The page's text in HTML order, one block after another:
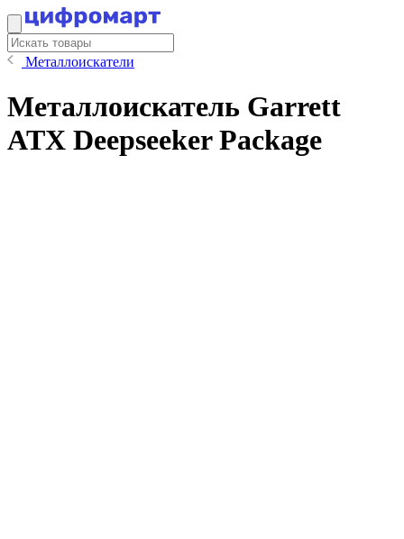
Металлоискатели
Металлоискатель Garrett
ATX Deepseeker Package